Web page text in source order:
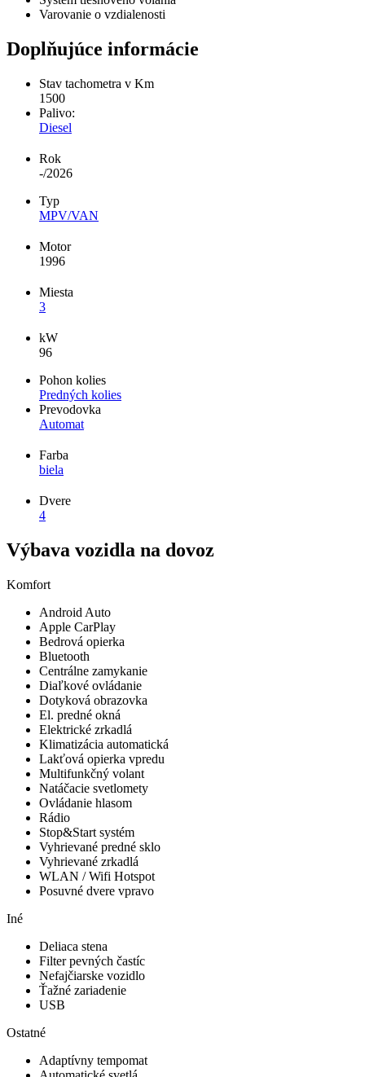
Varovanie o vzdialenosti
Doplňujúce informácie
Stav tachometra v Km
1500
Palivo:
Diesel
Rok
-/2026
Typ
MPV/VAN
Motor
1996
Miesta
3
kW
96
Pohon kolies
Predných kolies
Prevodovka
Automat
Farba
biela
Dvere
4
Výbava vozidla na dovoz
Komfort
Android Auto
Apple CarPlay
Bedrová opierka
Bluetooth
Centrálne zamykanie
Diaľkové ovládanie
Dotyková obrazovka
El. predné okná
Elektrické zrkadlá
Klimatizácia automatická
Lakťová opierka vpredu
Multifunkčný volant
Natáčacie svetlomety
Ovládanie hlasom
Rádio
Stop&Start systém
Vyhrievané predné sklo
Vyhrievané zrkadlá
WLAN / Wifi Hotspot
Posuvné dvere vpravo
Iné
Deliaca stena
Filter pevných častíc
Nefajčiarske vozidlo
Ťažné zariadenie
USB
Ostatné
Adaptívny tempomat